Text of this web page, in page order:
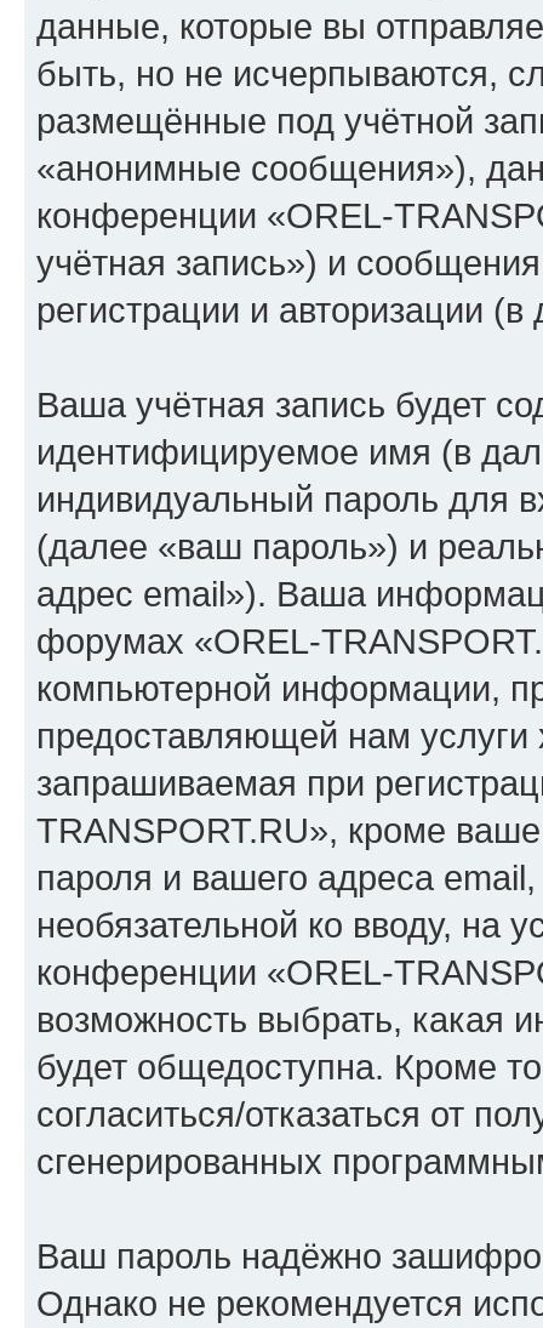
данные, которые вы
быть, но не исчерпываются,
размещённые под учётной
«анонимные сообщения»),
конференции «OREL-
учётная запись») и
регистрации и авторизации
Ваша учётная запись будет
идентифицируемое имя (в
индивидуальный пароль для
(далее «ваш пароль») и
адрес email»). Ваша
форумах «OREL-
компьютерной информации,
предоставляющей нам
запрашиваемая при
TRANSPORT.RU», кроме
пароля и вашего адреса
необязательной ко вводу, на
конференции «OREL-
возможность выбрать, какая
будет общедоступна. Кроме
согласиться/отказаться от
сгенерированных
Ваш пароль надёжно
Однако не рекомендуется